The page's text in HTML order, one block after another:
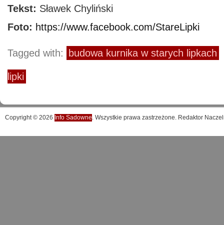
Tekst: Sławek Chyliński
Foto: https://www.facebook.com/StareLipki
Tagged with: budowa kurnika w starych lipkach
lipki
Copyright © 2026 Info Sadowne. Wszystkie prawa zastrzeżone. Redaktor